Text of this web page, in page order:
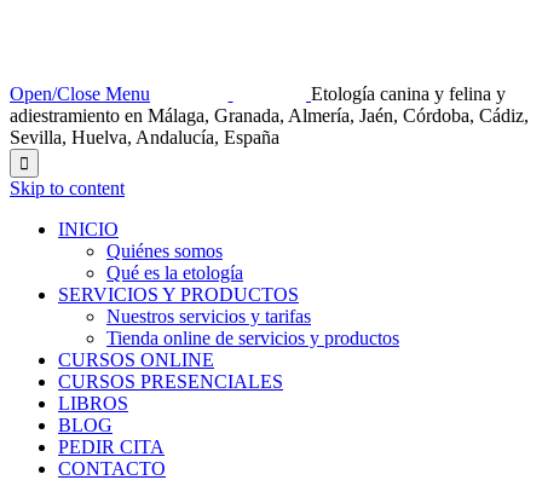
Open/Close Menu
Etología canina y felina y
adiestramiento en Málaga, Granada, Almería, Jaén, Córdoba, Cádiz,
Sevilla, Huelva, Andalucía, España

Skip to content
INICIO
Quiénes somos
Qué es la etología
SERVICIOS Y PRODUCTOS
Nuestros servicios y tarifas
Tienda online de servicios y productos
CURSOS ONLINE
CURSOS PRESENCIALES
LIBROS
BLOG
PEDIR CITA
CONTACTO